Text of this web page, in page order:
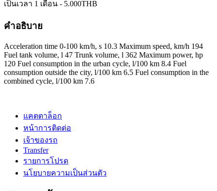
เป็นเวลา 1 เดือน - 5.000THB
คำอธิบาย
Acceleration time 0-100 km/h, s 10.3 Maximum speed, km/h 194
Fuel tank volume, l 47 Trunk volume, l 362 Maximum power, hp
120 Fuel consumption in the urban cycle, l/100 km 8.4 Fuel
consumption outside the city, l/100 km 6.5 Fuel consumption in the
combined cycle, l/100 km 7.6
แคตตาล็อก
หน้าการติดต่อ
เจ้าของรถ
Transfer
รายการโปรด
นโยบายความเป็นส่วนตัว